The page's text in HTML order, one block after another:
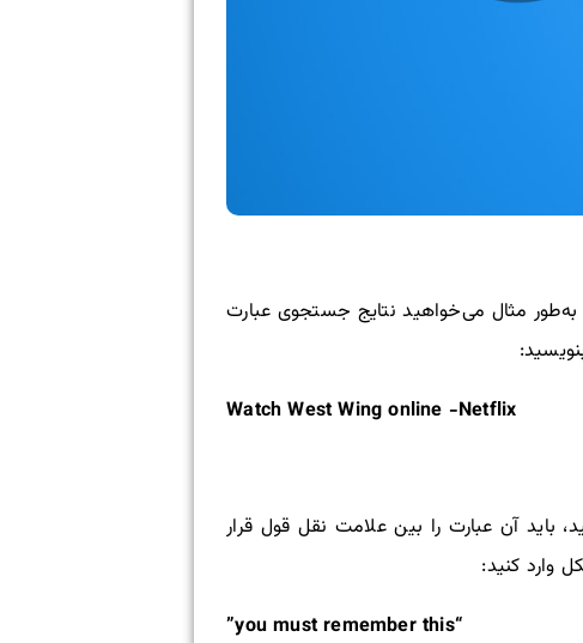
مثال می‌خواهید نتایج جستجوی عبارت
Watch West Wing online -Netflix
باید آن عبارت را بین علامت نقل قول قرار
“you must remember this”